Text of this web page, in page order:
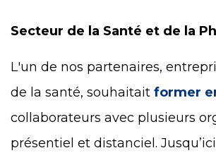
Secteur de la Santé et de la
L'un de nos partenaires,
de la santé, souhaitait former
collaborateurs avec plusieurs
présentiel et distanciel.